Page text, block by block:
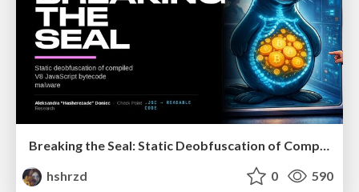
Breaking the Seal: Static Deobfuscation of Compiled V8 JavaScript Bytecode Malware
hshrzd
0 590